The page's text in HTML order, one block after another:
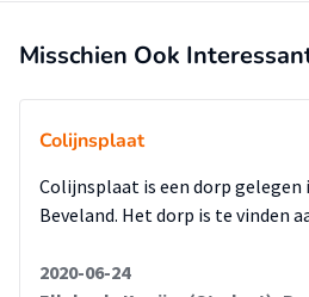
Misschien Ook
Colijnsplaat
Colijnsplaat is een dorp gelegen
Beveland. Het dorp is te vinden
2020-06-24